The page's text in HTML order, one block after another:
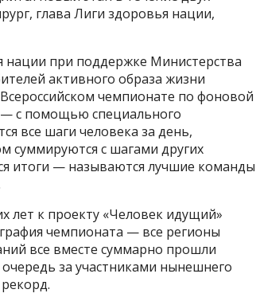
глава Лиги здоровья нации,
нации при поддержке Министерства
активного образа жизни
чемпионате по фоновой
с помощью специального
все шаги человека за день,
суммируются с шагами других
итоги — называются лучшие команды
лет к проекту «Человек идущий»
чемпионата — все регионы
все вместе суммарно прошли
за участниками нынешнего